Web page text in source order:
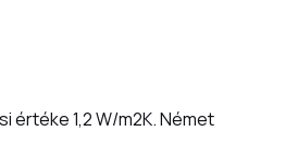
értéke 1,2 W/m2K. Német